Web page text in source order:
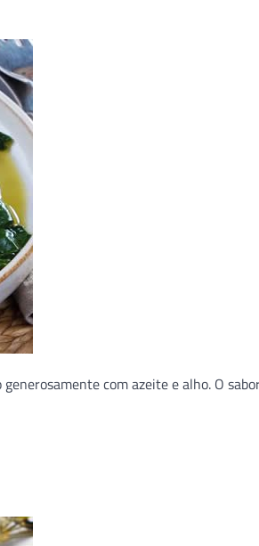
com azeite e alho. O